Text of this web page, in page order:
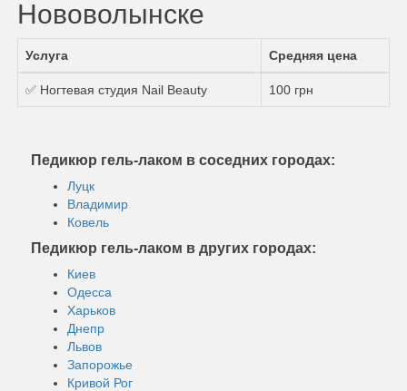
Нововолынске
Услуга Средняя цена
✅ Ногтевая студия Nail Beauty 100 грн
Педикюр гель-лаком в соседних городах:
Луцк
Владимир
Ковель
Педикюр гель-лаком в других городах:
Киев
Одесса
Харьков
Днепр
Львов
Запорожье
Кривой Рог